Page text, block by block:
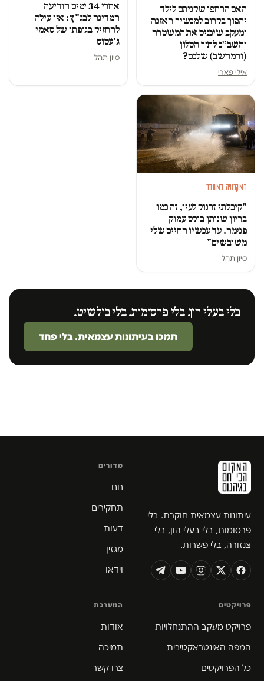
האם הרחפן שקניתם לילד
יהפוך בקרוב למכשיר האזנה
ומעקב שיכניס את המשטרה
והשב״כ לתוך הסלון
(והמחשב) שלכם?
אילי פארי
אחרי 34 ימים הודיעה
המדינה לבג"ץ: אין עילה
להחזיק בגופתו של סאמי
ג'עסוס
סיון תהל
דמוקרטיה במשבר
"קיבלתי זרנוק לעין, זה כמו
בריון שנותן בוקס עמוק
פנימה. עד עכשיו החיים שלי
משובשים"
סיון תהל
בלי בעלי הון. בלי פרסומות. בלי בולשיט.
תמכו בעיתונות עצמאית. בלי פחד
עיתונות עצמאית חוקרת. בלי
פרסומות, בלי בעלי הון, בלי
צנזורה, בלי פשרות.
מדורים
חם
תחקירים
דעות
מגזין
וידאו
פרויקטים
פרויקט מעקב ההתנחלויות
המפה האינטראקטיבית
כל הפרויקטים
המערכת
אודות
תמיכה
צרו קשר